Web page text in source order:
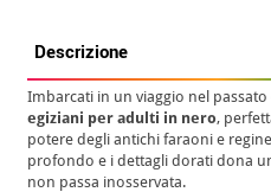
Descrizione
Imbarcati in un viaggio nel
egiziani per adulti in nero,
potere degli antichi faraoni e
profondo e i dettagli dorati dona
non passa inosservata.